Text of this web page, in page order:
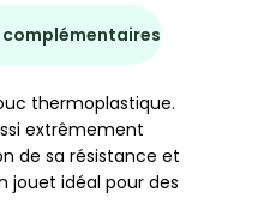
thermoplastique.
extrêmement
de sa résistance et
jouet idéal pour des